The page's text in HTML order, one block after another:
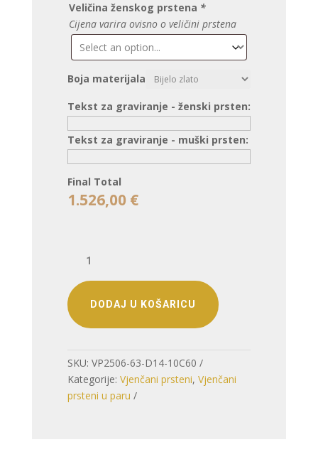
Veličina ženskog prstena *
Cijena varira ovisno o veličini prstena
Boja materijala
Tekst za graviranje - ženski prsten:
Tekst za graviranje - muški prsten:
Final Total
1.526,00 €
PRSTENJE
DUOHARMONIJA
–
PROFILIRANE
DVIJE
količina
DODAJ U KOŠARICU
SKU: VP2506-63-D14-10C60
Kategorije: Vjenčani prsteni, Vjenčani
prsteni u paru